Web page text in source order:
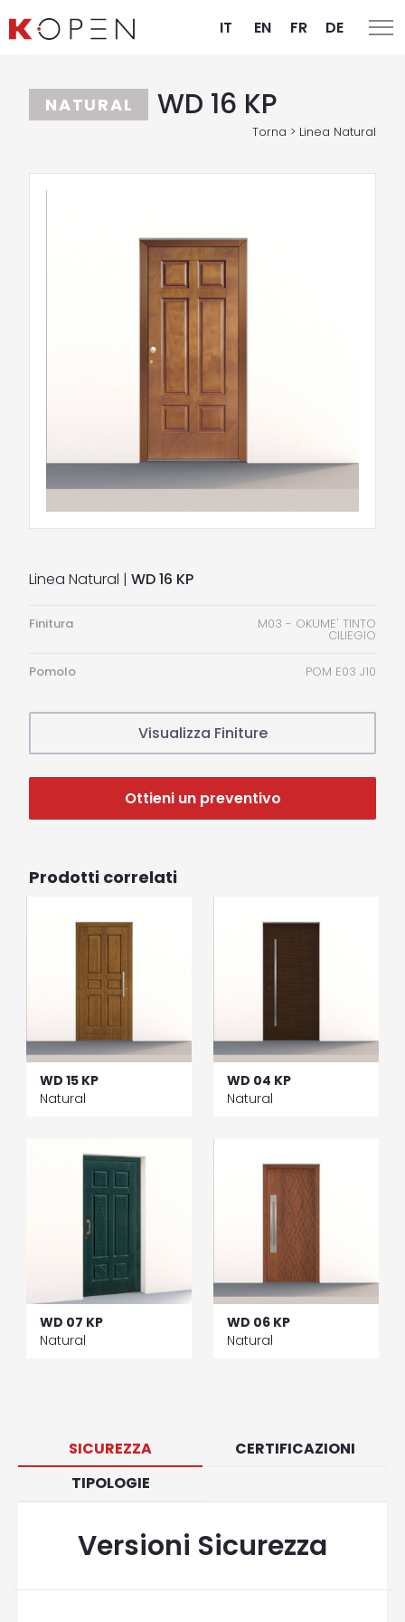
IT EN FR DE
NATURAL WD 16 KP
Torna > Linea Natural
Linea Natural | WD 16 KP
Finitura M03 - OKUME' TINTO
CILIEGIO
Pomolo POM E03 J10
Visualizza Finiture
Ottieni un preventivo
Prodotti correlati
WD 15 KP
Natural
WD 04 KP
Natural
WD 07 KP
Natural
WD 06 KP
Natural
SICUREZZA
CERTIFICAZIONI
TIPOLOGIE
Versioni Sicurezza